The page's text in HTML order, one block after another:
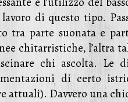
di questo tipo.
tra parte suonata e
chitarristiche, l’altra
chi ascolta. Le
di certo
attuali). Davvero una